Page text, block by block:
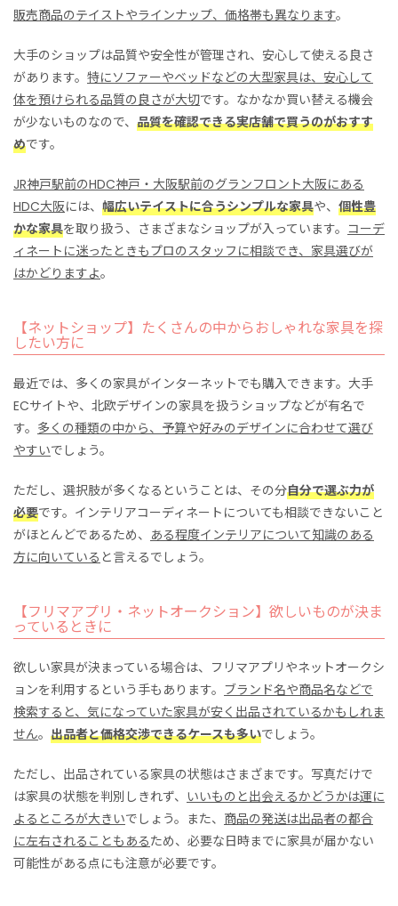
販売商品のテイストやラインナップ、価格帯も異なります。
大手のショップは品質や安全性が管理され、安心して使える良さ
があります。 特にソファーやベッドなどの大型家具は、安心して
体を預けられる品質の良さが大切です。なかなか買い替える機会
が少ないものなので、 品質を確認できる実店舗で買うのがおすす
めです。
JR神戸駅前のHDC神戸・大阪駅前のグランフロント大阪にある
HDC大阪には、 幅広いテイストに合うシンプルな家具や、 個性豊
かな家具を取り扱う、さまざまなショップが入っています。 コーデ
ィネートに迷ったときもプロのスタッフに相談でき、家具選びが
はかどりますよ。
【ネットショップ】たくさんの中からおしゃれな家具を探
したい方に
最近では、多くの家具がインターネットでも購入できます。大手
ECサイトや、北欧デザインの家具を扱うショップなどが有名で
す。 多くの種類の中から、予算や好みのデザインに合わせて選び
やすいでしょう。
ただし、選択肢が多くなるということは、その分自分で選ぶ力が
必要です。インテリアコーディネートについても相談できないこと
がほとんどであるため、 ある程度インテリアについて知識のある
方に向いている と言えるでしょう。
【フリマアプリ・ネットオークション】欲しいものが決ま
っているときに
欲しい家具が決まっている場合は、フリマアプリやネットオークシ
ョンを利用するという手もあります。 ブランド名や商品名などで
検索すると、気になっていた家具が安く出品されているかもしれま
せん。 出品者と価格交渉できるケースも多いでしょう。
ただし、出品されている家具の状態はさまざまです。写真だけで
は家具の状態を判別しきれず、 いいものと出会えるかどうかは運に
よるところが大きいでしょう。また、 商品の発送は出品者の都合
に左右されることもあるため、必要な日時までに家具が届かない
可能性がある点にも注意が必要です。